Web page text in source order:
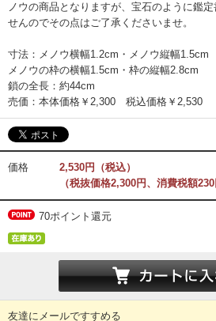
ノウの商品となりますが、宝石のように鑑
せんのでその点はご了承くださいませ。
寸法：メノウ横幅1.2cm・メノウ縦幅1.5cm
メノウの枠の横幅1.5cm・枠の縦幅2.8cm
鎖の全長：約44cm
売価：本体価格￥2,300 税込価格￥2,530
価格
2,530円（税込）
（税抜価格2,300円、消費税額230
70ポイント還元
友達にメールですすめる